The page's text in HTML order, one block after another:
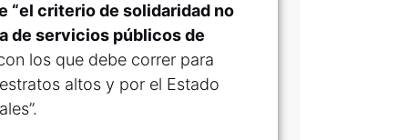
“el criterio de solidaridad no
de servicios públicos de
los que debe correr para
altos y por el Estado